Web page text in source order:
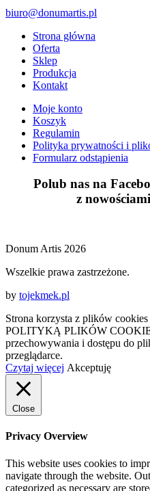
biuro@donumartis.pl
Strona główna
Oferta
Sklep
Produkcja
Kontakt
Moje konto
Koszyk
Regulamin
Polityka prywatności i
Formularz odstąpienia
Polub nas na
z nowościami
Donum Artis 2026
Wszelkie prawa zastrzeżone.
by tojekmek.pl
Strona korzysta z plików
POLITYKĄ PLIKÓW
przechowywania i dostępu do
przeglądarce.
Czytaj więcej Akceptuję
Close
Privacy Overview
This website uses cookies to
navigate through the website.
categorized as necessary are